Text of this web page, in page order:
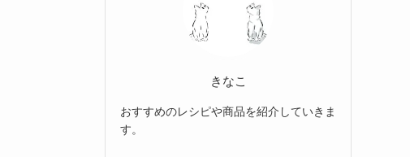
きなこ
おすすめのレシピや商品を紹介していきま
す。